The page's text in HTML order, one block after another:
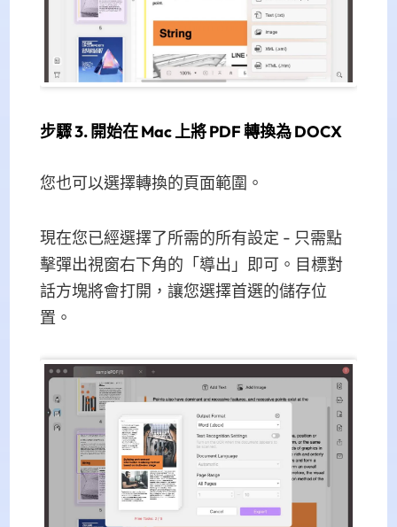
步驟 3. 開始在 Mac 上將 PDF 轉換為 DOCX
您也可以選擇轉換的頁面範圍。
現在您已經選擇了所需的所有設定 - 只需點
擊彈出視窗右下角的「導出」即可。目標對
話方塊將會打開，讓您選擇首選的儲存位
置。